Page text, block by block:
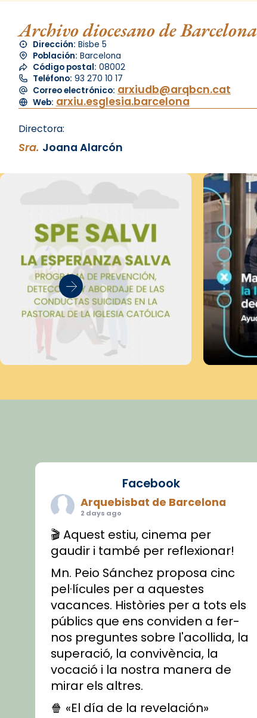
Archivo diocesano de Barcelona
Dirección: Bisbe 5
Población: Barcelona
Código postal: 08002
Teléfono: 93 270 10 17
Correo electrónico: arxiudb@arqbcn.cat
Web: arxiu.esglesia.barcelona
Directora:
Sra. Joana Alarcón
Facebook
Arquebisbat de Barcelona
2 days ago
🎬 Aquest estiu, cinema per
gaudir i també per reflexionar!
Mn. Peio Sánchez proposa cinc
pel·lícules per a aquestes
vacances. Històries per a tots els
públics que ens conviden a fer-
nos preguntes sobre l'acollida, la
superació, la convivència, la
vocació i la nostra manera de
mirar els altres.
🍿 «El día de la revelación»